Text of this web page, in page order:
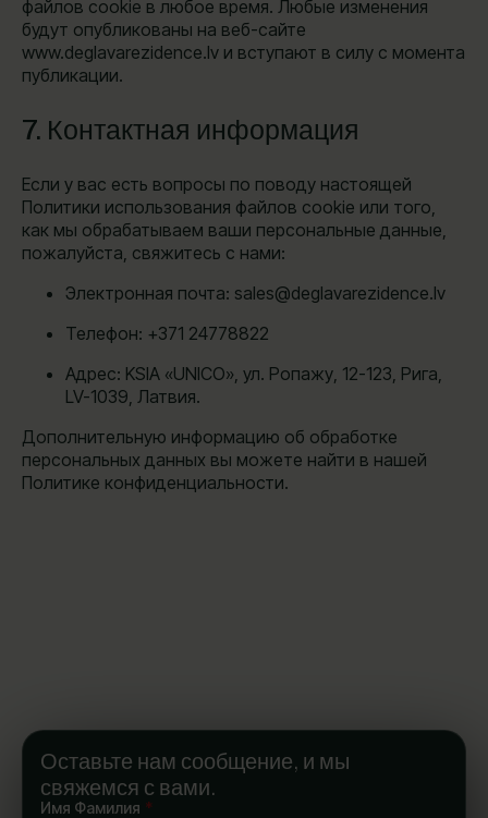
файлов cookie в любое время. Любые изменения
будут опубликованы на веб-сайте
www.deglavarezidence.lv и вступают в силу с момента
публикации.
7. Контактная информация
Если у вас есть вопросы по поводу настоящей
Политики использования файлов cookie или того,
как мы обрабатываем ваши персональные данные,
пожалуйста, свяжитесь с нами:
Электронная почта: sales@deglavarezidence.lv
Телефон: +371 24778822
Адрес: KSIA «UNICO», ул. Ропажу, 12-123, Рига,
LV-1039, Латвия.
Дополнительную информацию об обработке
персональных данных вы можете найти в нашей
Политике конфиденциальности.
Оставьте нам сообщение, и мы
свяжемся с вами.
Имя Фамилия *